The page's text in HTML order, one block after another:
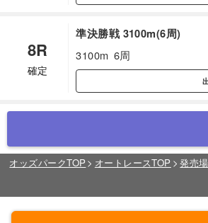
8R
確定
準決勝戦 3100m(6周)
3100m 6周
オッズパークTOP オートレースTOP 発売